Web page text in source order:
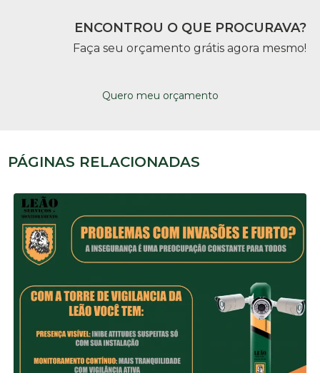
ENCONTROU O QUE PROCURAVA?
Faça seu orçamento grátis agora mesmo!
Quero meu orçamento
PÁGINAS RELACIONADAS